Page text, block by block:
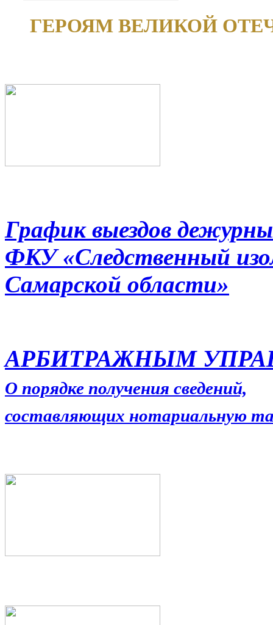
ГЕРОЯМ ВЕЛИКОЙ
График выездов
ФКУ «Следственный
Самарской области»
АРБИТРАЖНЫМ
О порядке получения сведений,
составляющих нотариальную